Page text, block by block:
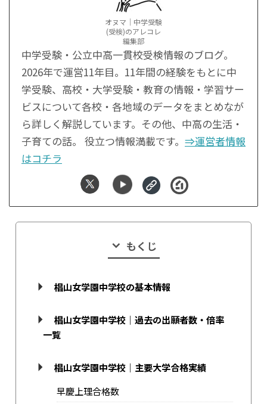
オヌマ｜中学受験
(受検)のアレコレ
編集部
中学受験・公立中高一貫校受検情報のブログ。
2026年で運営11年目。11年間の経験をもとに中
学受験、高校・大学受験・教育の情報・学習サー
ビスについて各校・各地域のデータをまとめなが
ら詳しく解説しています。その他、中高の生活・
子育ての話。 役立つ情報満載です。 ⇒運営者情報
はコチラ
もくじ
椙山女学園中学校の基本情報
椙山女学園中学校｜過去の出願者数・倍率
一覧
椙山女学園中学校｜主要大学合格実績
早慶上理合格数